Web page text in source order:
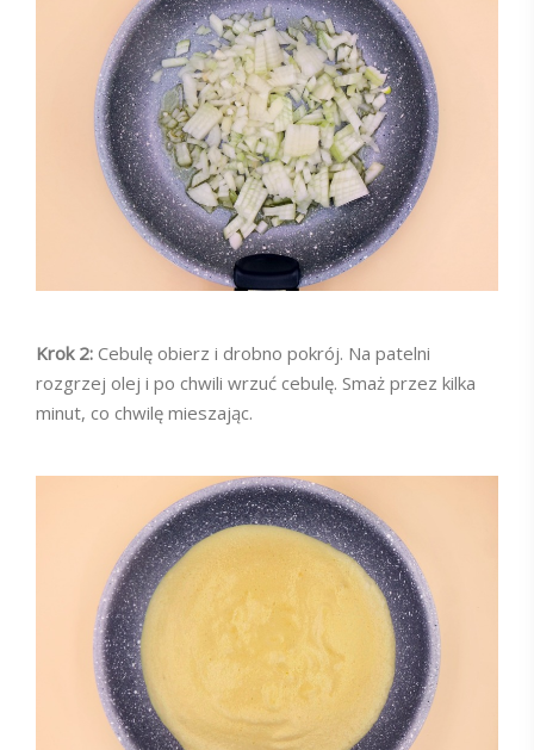
Krok 2: Cebulę obierz i drobno pokrój. Na patelni
rozgrzej olej i po chwili wrzuć cebulę. Smaż przez kilka
minut, co chwilę mieszając.